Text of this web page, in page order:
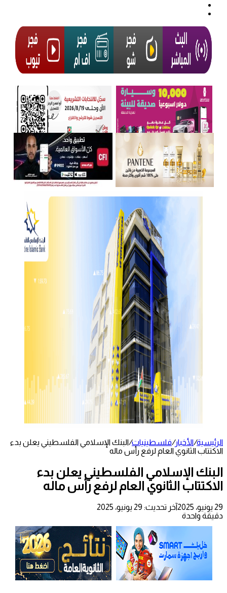
الرئيسية/الأخبار/فلسطينيات/البنك الإسلامي الفلسطيني يعلن بدء
الاكتتاب الثانوي العام لرفع رأس ماله
البنك الإسلامي الفلسطيني يعلن بدء
الاكتتاب الثانوي العام لرفع رأس ماله
29 يونيو، 2025
آخر تحديث: 29 يونيو، 2025
دقيقة واحدة